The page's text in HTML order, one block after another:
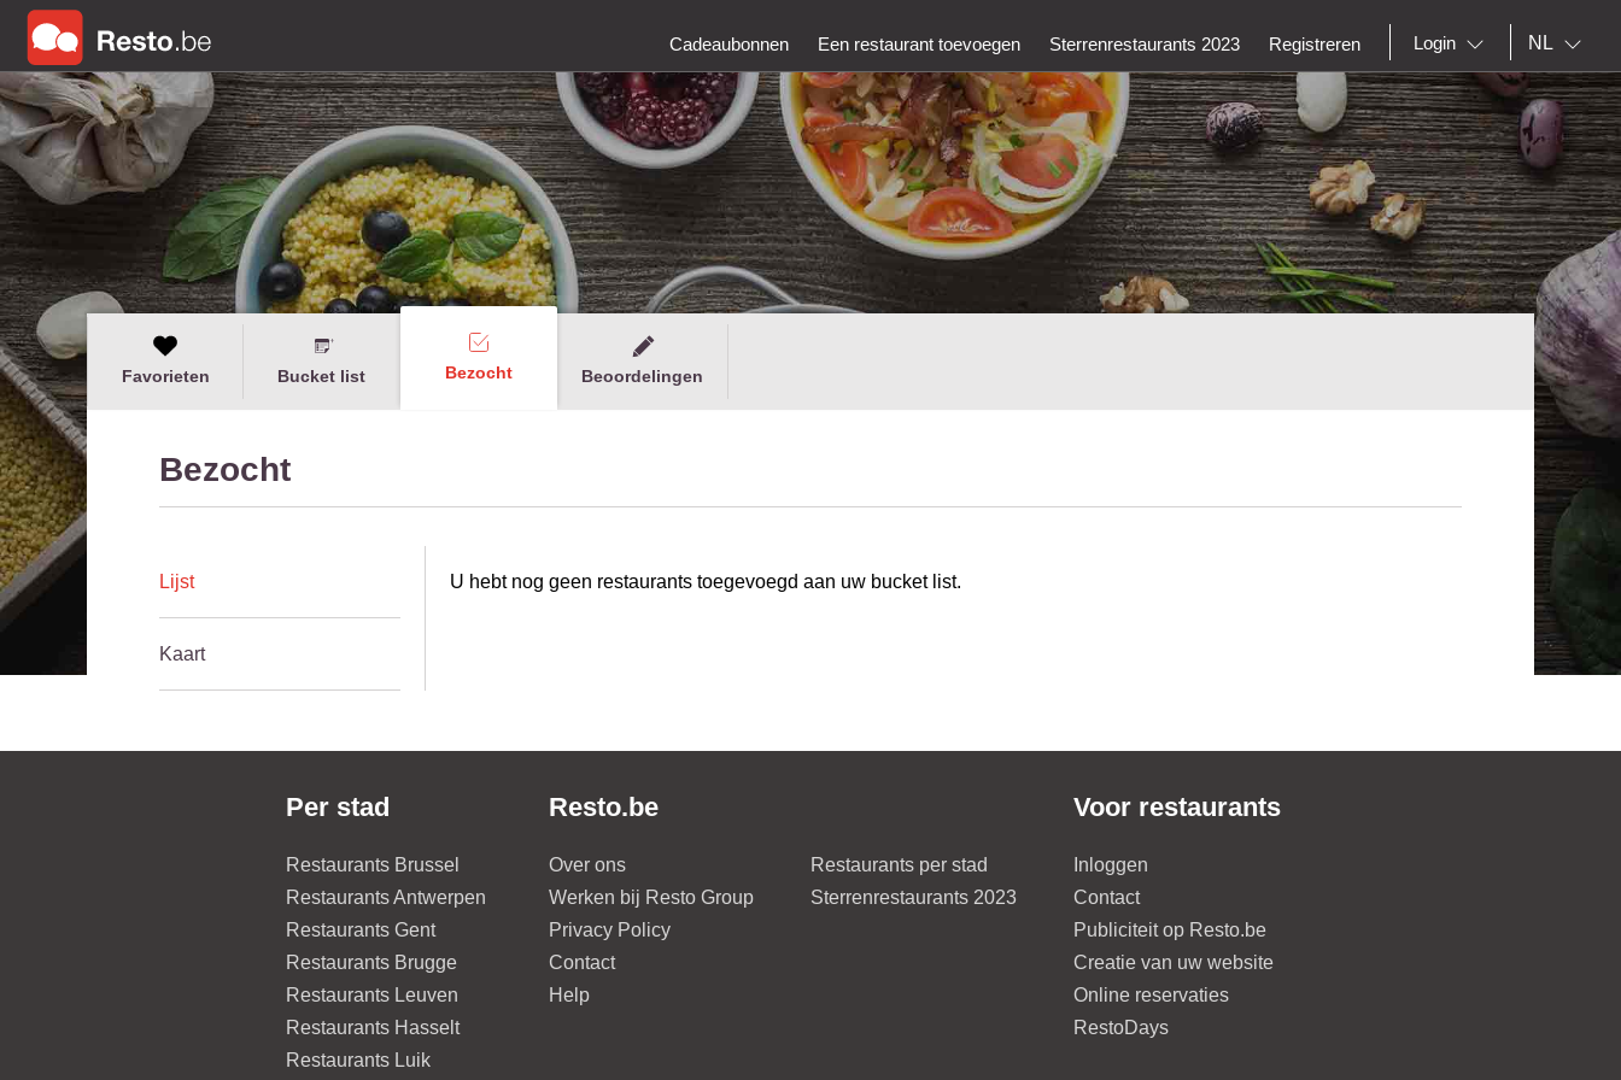
Cadeaubonnen Een restaurant toevoegen Sterrenrestaurants 2023 Registreren Login NL
Favorieten Bucket list Bezocht Beoordelingen
Bezocht
Lijst
Kaart
U hebt nog geen restaurants toegevoegd aan uw bucket list.
Per stad
Restaurants Brussel
Restaurants Antwerpen
Restaurants Gent
Restaurants Brugge
Restaurants Leuven
Restaurants Hasselt
Restaurants Luik
Resto.be
Over ons
Werken bij Resto Group
Privacy Policy
Contact
Help
Restaurants per stad
Sterrenrestaurants 2023
Voor restaurants
Inloggen
Contact
Publiciteit op Resto.be
Creatie van uw website
Online reservaties
RestoDays